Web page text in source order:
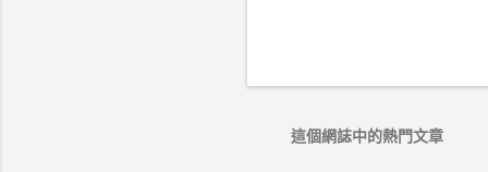
這個網誌中的熱門文章